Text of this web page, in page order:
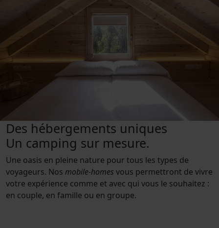
Des hébergements uniques
Un camping sur mesure.
Une oasis en pleine nature pour tous les types de
voyageurs. Nos mobile-homes vous permettront de vivre
votre expérience comme et avec qui vous le souhaitez :
en couple, en famille ou en groupe.